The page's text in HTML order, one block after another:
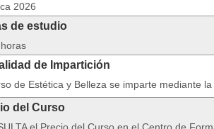
2026
de estudio
de Impartición
de Estética y Belleza se imparte mediante
del Curso